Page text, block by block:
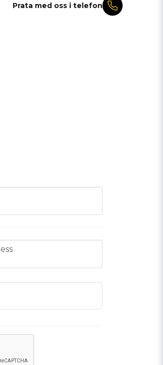
Prata med oss i telefon